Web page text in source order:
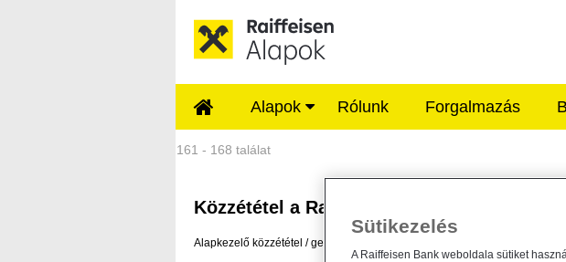
Alapok Rólunk Forgalmazás
Közzétételek - Raiffeisen
161 - 168 találat
Közzététel a Raiffeisen Alapkezelő Zrt.
Alapkezelő közzététel general
Sütikezelés
A Raiffeisen Bank weboldala sütiket